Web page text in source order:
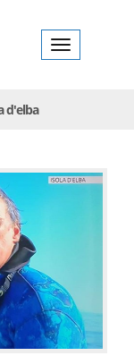
d'elba